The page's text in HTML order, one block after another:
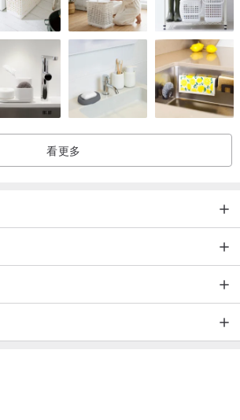
規則約約8~10mm、白水晶 切面6mm、珍珠不
裝、防氧化收納袋
緊地貼著手腕繞一圈，無須預留空間，設計師
一把尺。
置，將準備好的線繩，繞手腕一圈，並做上
，平放於尺上測量長度，即可得到自己的手
看更多